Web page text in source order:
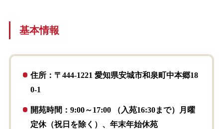
基本情報
住所：〒444-1221 愛知県安城市和泉町中本郷18
0-1
開苑時間：9:00～17:00 （入苑16:30まで）月曜
定休（祝日を除く）、年末年始休苑